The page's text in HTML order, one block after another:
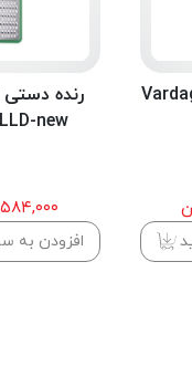
رنده دستی
new
۵۸۴,۰۰۰ تومان
افزودن به